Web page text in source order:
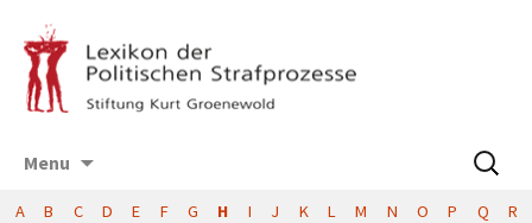
Menu
content
Suchen
nach:
A B C D E F G H I J K L M N O P Q R